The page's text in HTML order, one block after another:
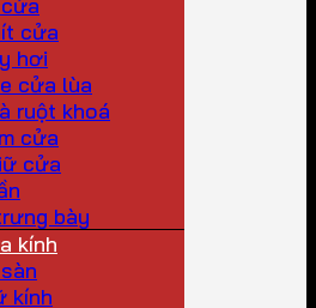
cửa
hơi
cửa lùa
ruột khoá
cửa
cửa
bày
kính
kính